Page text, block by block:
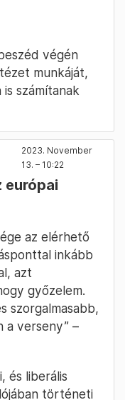
végén
munkáját,
számítanak
2023. November
13. – 10:22
európai
az elérhető
inkább
azt
győzelem.
szorgalmasabb,
a verseny” –
és liberális
történeti